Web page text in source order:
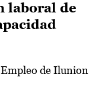
laboral de
de Ilunion